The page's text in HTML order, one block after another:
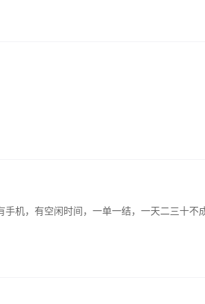
机，有空闲时间，一单一结，一天二三十不